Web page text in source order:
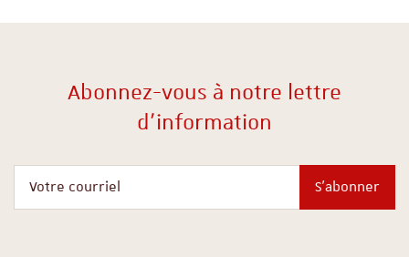
Abonnez-vous à notre lettre
d'information
S'abonner